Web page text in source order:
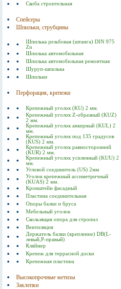
Скоба строительная
Спейсеры
Шпильки, струбцины
Шпилька резьбовая (штанга) DIN 975
Zn
Шпилька автомобильная
Шпилька автомобильная ремонтная
Шуруп-шпилька
Шпильки
Перфорация, крепежи
Крепежный уголок (KU) 2 мм.
Крепежный уголок Z-образный (KUZ)
2 мм.
Крепежный уголок анкерный (KUL) 2
мм.
Крепежный уголок под 135 градусов
(KUS) 2 мм.
Крепежный уголок равносторонний
(KUR) 2 мм.
Крепежный уголок усиленный (KUU) 2
мм.
Угловой соединитель (US) 2мм
Уголок крепежный ассиметричный
(KUAS) 2 мм.
Кронштейн фасадный
Пластина соединительная
Опоры балки и бруса
Мебельный уголок
Скользящая опора для стропил
Вентиляция
Держатель балки (крепление) DB(L-
левый,P-правый)
Кляймер
Крепеж для террасной доски
Крепежная пластина
Высокопрочные метизы
Заклепки